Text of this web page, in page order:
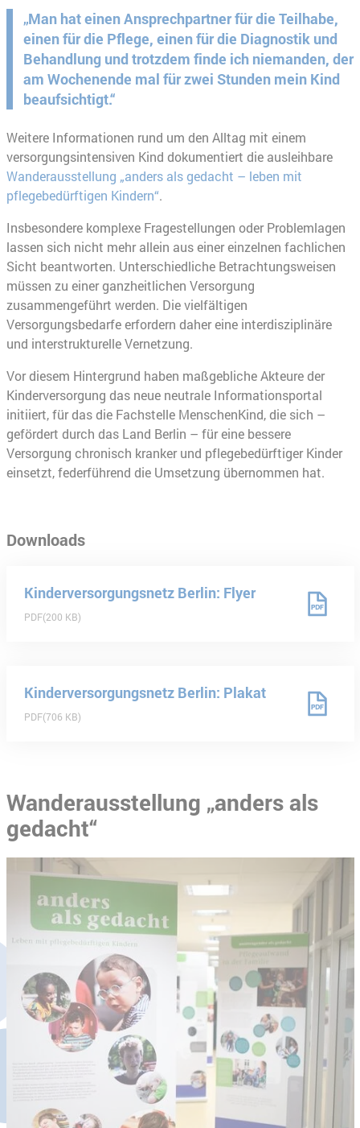
„Man hat einen Ansprechpartner für die Teilhabe,
einen für die Pflege, einen für die Diagnostik und
Behandlung und trotzdem finde ich niemanden, der
am Wochenende mal für zwei Stunden mein Kind
beaufsichtigt.“
Weitere Informationen rund um den Alltag mit einem
versorgungsintensiven Kind dokumentiert die ausleihbare
Wanderausstellung „anders als gedacht – leben mit
pflegebedürftigen Kindern“.
Insbesondere komplexe Fragestellungen oder Problemlagen
lassen sich nicht mehr allein aus einer einzelnen fachlichen
Sicht beantworten. Unterschiedliche Betrachtungsweisen
müssen zu einer ganzheitlichen Versorgung
zusammengeführt werden. Die vielfältigen
Versorgungsbedarfe erfordern daher eine interdisziplinäre
und interstrukturelle Vernetzung.
Vor diesem Hintergrund haben maßgebliche Akteure der
Kinderversorgung das neue neutrale Informationsportal
initiiert, für das die Fachstelle MenschenKind, die sich –
gefördert durch das Land Berlin – für eine bessere
Versorgung chronisch kranker und pflegebedürftiger Kinder
einsetzt, federführend die Umsetzung übernommen hat.
Downloads
Kinderversorgungsnetz Berlin: Flyer
PDF 200 KB
Kinderversorgungsnetz Berlin: Plakat
PDF 706 KB
Wanderausstellung „anders als
gedacht“